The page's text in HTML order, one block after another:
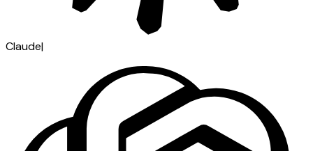
Claude|